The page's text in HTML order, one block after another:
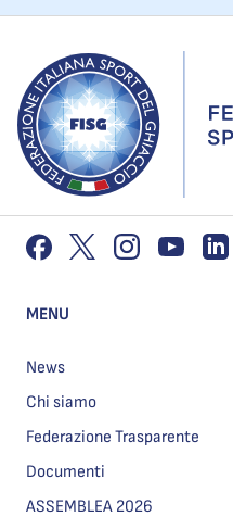
MENU
News
Chi siamo
Federazione Trasparente
Documenti
ASSEMBLEA 2026